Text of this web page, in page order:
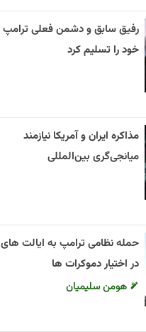
رفیق سابق و دشمن فعلی ترامپ
خود را تسلیم کرد
مذاکره ایران و آمریکا نیازمند
میانجی‌گری بین‌المللی
حمله نظامی ترامپ به ایالت های
در اختیار دموکرات ها
هومن سلیمیان